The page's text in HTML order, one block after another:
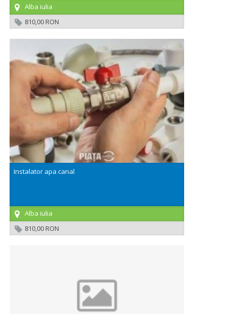
Alba iulia
810,00 RON
Instalator apa canal
Alba iulia
810,00 RON